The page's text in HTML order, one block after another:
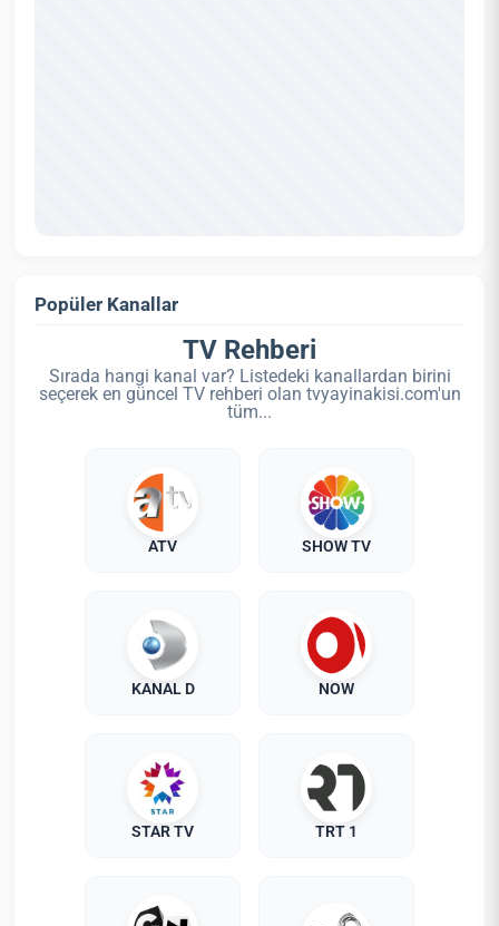
Popüler Kanallar
TV Rehberi
Sırada hangi kanal var? Listedeki kanallardan birini
seçerek en güncel TV rehberi olan tvyayinakisi.com'un
tüm...
ATV SHOW TV
KANAL D NOW
STAR TV TRT 1